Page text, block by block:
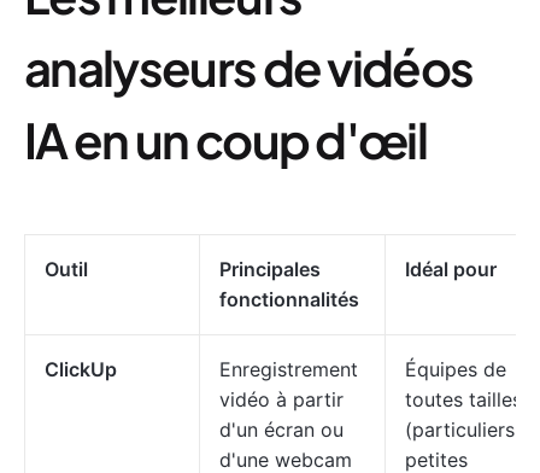
analyseurs de vidéos
IA en un coup d'œil
Outil
Principales
fonctionnalités
Idéal pour
ClickUp
Enregistrement
vidéo à partir
d'un écran ou
d'une webcam
Équipes de
toutes tailles
(particuliers,
petites